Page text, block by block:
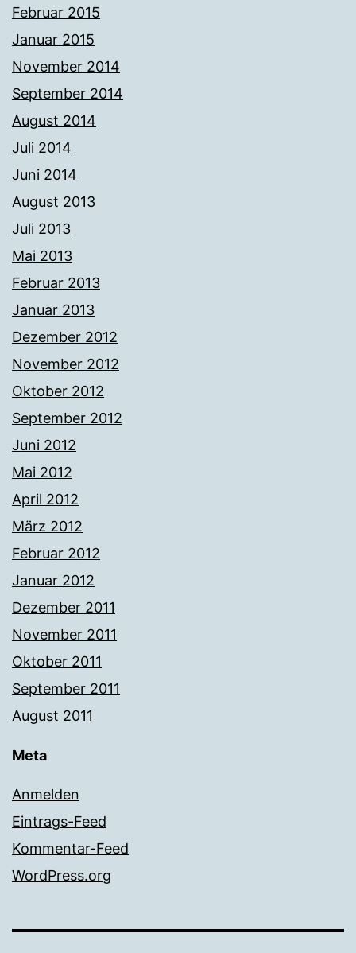
Februar 2015
Januar 2015
November 2014
September 2014
August 2014
Juli 2014
Juni 2014
August 2013
Juli 2013
Mai 2013
Februar 2013
Januar 2013
Dezember 2012
November 2012
Oktober 2012
September 2012
Juni 2012
Mai 2012
April 2012
März 2012
Februar 2012
Januar 2012
Dezember 2011
November 2011
Oktober 2011
September 2011
August 2011
Meta
Anmelden
Eintrags-Feed
Kommentar-Feed
WordPress.org